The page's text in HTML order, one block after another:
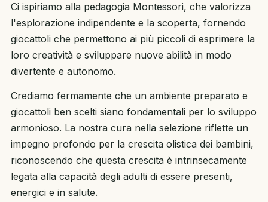
Ci ispiriamo alla pedagogia Montessori, che valorizza
l'esplorazione indipendente e la scoperta, fornendo
giocattoli che permettono ai più piccoli di esprimere la
loro creatività e sviluppare nuove abilità in modo
divertente e autonomo.
Crediamo fermamente che un ambiente preparato e
giocattoli ben scelti siano fondamentali per lo sviluppo
armonioso. La nostra cura nella selezione riflette un
impegno profondo per la crescita olistica dei bambini,
riconoscendo che questa crescita è intrinsecamente
legata alla capacità degli adulti di essere presenti,
energici e in salute.